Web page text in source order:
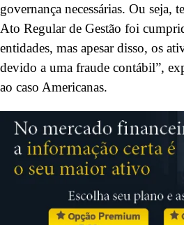
governança necessárias. Ou seja,
Ato Regular de Gestão foi
entidades, mas apesar disso, os
devido a uma fraude contábil”,
ao caso Americanas.